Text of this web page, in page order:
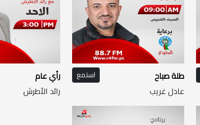
طلة صباح استمع
عادل غريب
رأي عام
رائد الأطرش